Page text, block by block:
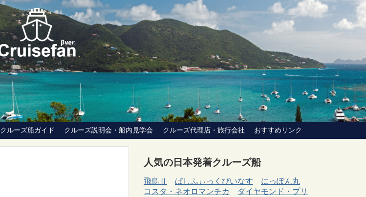
クルーズ船ガイド クルーズ説明会・船内見学会 クルーズ代理店・旅行会社 おすすめリンク
人気の日本発着クルーズ船
飛鳥Ⅱ ぱしふぃっくびいなす
にっぽん丸
コスタ・ネオロマンチカ
ダイヤモンド・プリ